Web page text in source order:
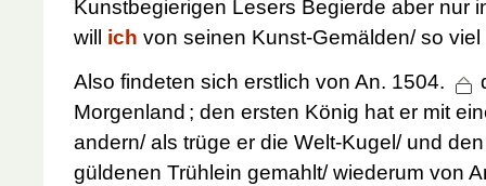
Kunstbegierigen Lesers Begierde aber nur
will ich von seinen Kunst-Gemälden/ so viel
Also findeten sich erstlich von An. 1504.
Morgenland ; den ersten König hat er mit
andern/ als trüge er die Welt-Kugel/ und
güldenen Trühlein gemahlt/ wiederum von